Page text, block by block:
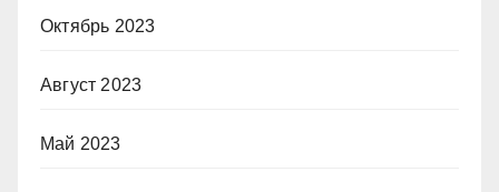
Октябрь 2023
Август 2023
Май 2023